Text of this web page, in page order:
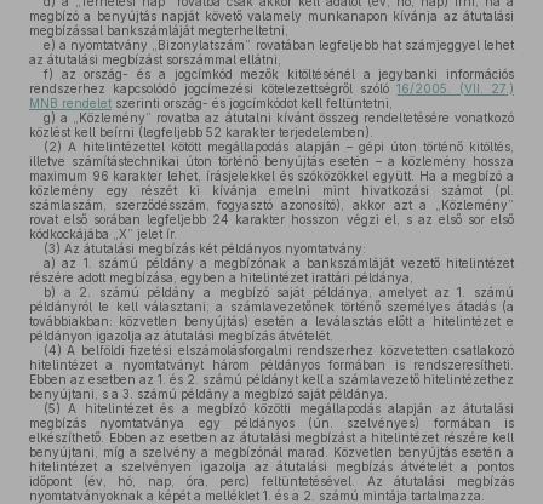
megbízó a benyújtás napját követő valamely munkanapon kívánja az átutalási
megbízással bankszámláját megterheltetni,
e) a nyomtatvány „Bizonylatszám” rovatában legfeljebb hat számjeggyel lehet
az átutalási megbízást sorszámmal ellátni,
f) az ország- és a jogcímkód mezők kitöltésénél a jegybanki információs
rendszerhez kapcsolódó jogcímezési kötelezettségről szóló16/2005. (VII. 27.)
MNB rendelet szerinti ország- és jogcímkódot kell feltüntetni,
g) a „Közlemény” rovatba az átutalni kívánt összeg rendeltetésére vonatkozó
közlést kell beírni (legfeljebb 52 karakter terjedelemben).
(2) A hitelintézettel kötött megállapodás alapján – gépi úton történő kitöltés,
illetve számítástechnikai úton történő benyújtás esetén – a közlemény hossza
maximum 96 karakter lehet, írásjelekkel és szóközökkel együtt. Ha a megbízó a
közlemény egy részét ki kívánja emelni mint hivatkozási számot (pl.
számlaszám, szerződésszám, fogyasztó azonosító), akkor azt a „Közlemény”
rovat első sorában legfeljebb 24 karakter hosszon végzi el, s az első sor első
kódkockájába „X” jelet ír.
(3) Az átutalási megbízás két példányos nyomtatvány:
a) az 1. számú példány a megbízónak a bankszámláját vezető hitelintézet
részére adott megbízása, egyben a hitelintézet irattári példánya,
b) a 2. számú példány a megbízó saját példánya, amelyet az 1. számú
példányról le kell választani; a számlavezetőnek történő személyes átadás (a
továbbiakban: közvetlen benyújtás) esetén a leválasztás előtt a hitelintézet e
példányon igazolja az átutalási megbízás átvételét.
(4) A belföldi fizetési elszámolásforgalmi rendszerhez közvetetten csatlakozó
hitelintézet a nyomtatványt három példányos formában is rendszeresítheti.
Ebben az esetben az 1. és 2. számú példányt kell a számlavezető hitelintézethez
benyújtani, s a 3. számú példány a megbízó saját példánya.
(5) A hitelintézet és a megbízó közötti megállapodás alapján az átutalási
megbízás nyomtatványa egy példányos (ún. szelvényes) formában is
elkészíthető. Ebben az esetben az átutalási megbízást a hitelintézet részére kell
benyújtani, míg a szelvény a megbízónál marad. Közvetlen benyújtás esetén a
hitelintézet a szelvényen igazolja az átutalási megbízás átvételét a pontos
időpont (év, hó, nap, óra, perc) feltüntetésével. Az átutalási megbízás
nyomtatványoknak a képét a melléklet 1. és a 2. számú mintája tartalmazza.